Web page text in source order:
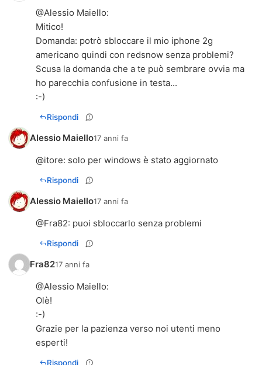
@Alessio Maiello:
Mitico!
Domanda: potrò sbloccare il mio iphone 2g
americano quindi con redsnow senza problemi?
Scusa la domanda che a te può sembrare ovvia ma
ho parecchia confusione in testa...
:-)
Rispondi
Alessio Maiello17 anni fa
@itore: solo per windows è stato aggiornato
Rispondi
Alessio Maiello17 anni fa
@Fra82: puoi sbloccarlo senza problemi
Rispondi
Fra8217 anni fa
@Alessio Maiello:
Olè!
:-)
Grazie per la pazienza verso noi utenti meno
esperti!
Rispondi